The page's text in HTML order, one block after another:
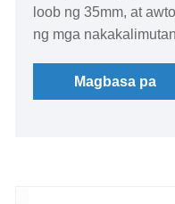
loob ng 35mm, at
ng mga
bilang ng mga
mataas na rigidity at
Magbasa pa